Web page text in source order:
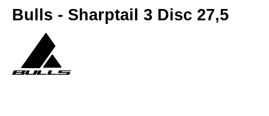
Bulls - Sharptail 3 Disc 27,5